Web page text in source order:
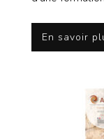
En savoir